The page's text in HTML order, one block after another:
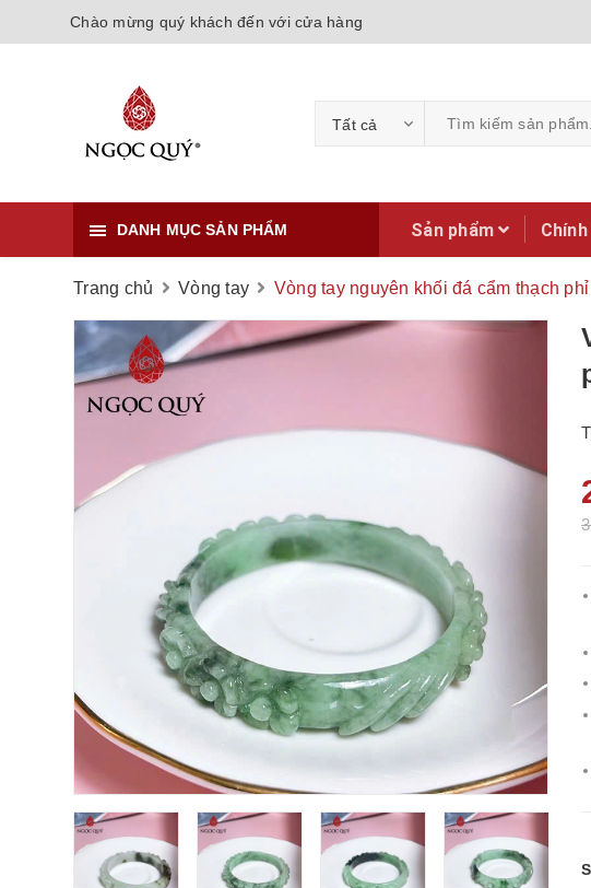
Chào mừng quý khách đến với cửa hàng
Tất cả
DANH MỤC SẢN PHẨM Sản phẩm
Trang chủ Vòng tay Vòng tay nguyên khối đá cẩm thạch